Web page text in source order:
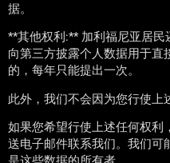
据。
**其他权利:** 加利福尼亚居
向第三方披露个人数据用于直
的，每年只能提出一次。
此外，我们不会因为您行使上
如果您希望行使上述任何权利
送电子邮件联系我们。我们可